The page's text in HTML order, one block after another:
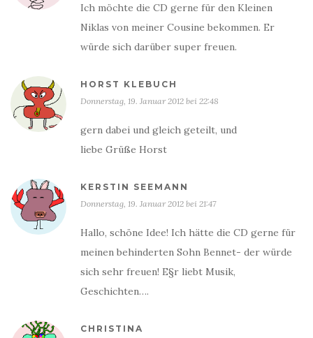
Ich möchte die CD gerne für den Kleinen
Niklas von meiner Cousine bekommen. Er
würde sich darüber super freuen.
HORST KLEBUCH
Donnerstag, 19. Januar 2012 bei 22:48
gern dabei und gleich geteilt, und
liebe Grüße Horst
KERSTIN SEEMANN
Donnerstag, 19. Januar 2012 bei 21:47
Hallo, schöne Idee! Ich hätte die CD gerne für
meinen behinderten Sohn Bennet- der würde
sich sehr freuen! E§r liebt Musik,
Geschichten….
CHRISTINA